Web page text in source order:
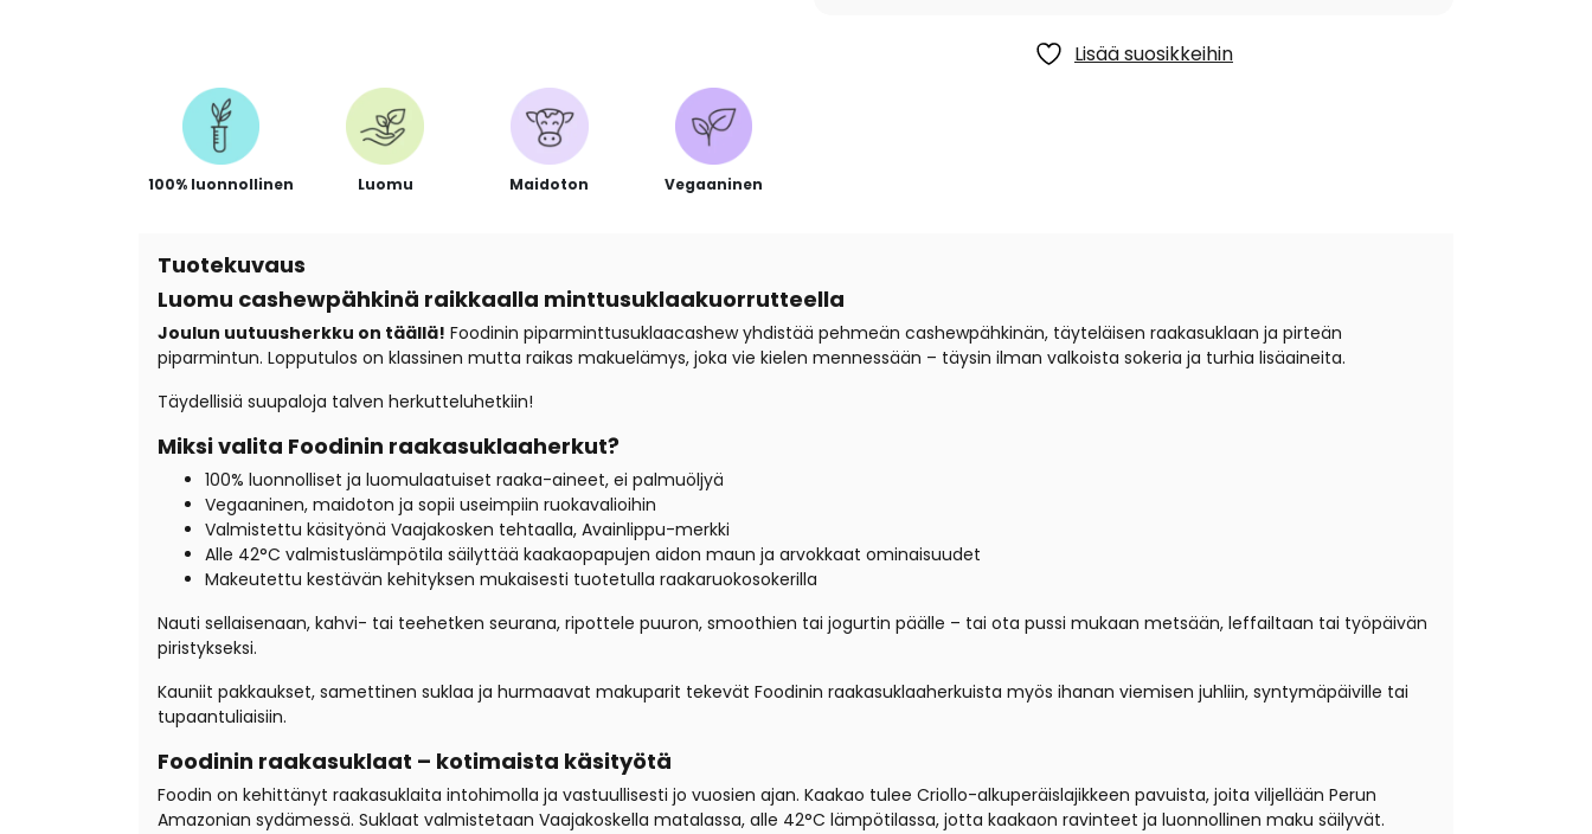
Lisää suosikkeihin
100% luonnollinen Luomu Maidoton Vegaaninen
Tuotekuvaus
Luomu cashewpähkinä raikkaalla minttusuklaakuorrutteella
Joulun uutuusherkku on täällä! Foodinin piparminttusuklaacashew yhdistää pehmeän cashewpähkinän, täyteläisen raakasuklaan ja pirteän
piparmintun. Lopputulos on klassinen mutta raikas makuelämys, joka vie kielen mennessään – täysin ilman valkoista sokeria ja turhia lisäaineita.
Täydellisiä suupaloja talven herkutteluhetkiin!
Miksi valita Foodinin raakasuklaaherkut?
100% luonnolliset ja luomulaatuiset raaka-aineet, ei palmuöljyä
Vegaaninen, maidoton ja sopii useimpiin ruokavalioihin
Valmistettu käsityönä Vaajakosken tehtaalla, Avainlippu-merkki
Alle 42°C valmistuslämpötila säilyttää kaakaopapujen aidon maun ja arvokkaat ominaisuudet
Makeutettu kestävän kehityksen mukaisesti tuotetulla raakaruokosokerilla
Nauti sellaisenaan, kahvi- tai teehetken seurana, ripottele puuron, smoothien tai jogurtin päälle – tai ota pussi mukaan metsään, leffailtaan tai työpäivän
piristykseksi.
Kauniit pakkaukset, samettinen suklaa ja hurmaavat makuparit tekevät Foodinin raakasuklaaherkuista myös ihanan viemisen juhliin, syntymäpäiville tai
tupaantuliaisiin.
Foodinin raakasuklaat – kotimaista käsityötä
Foodin on kehittänyt raakasuklaita intohimolla ja vastuullisesti jo vuosien ajan. Kaakao tulee Criollo-alkuperäislajikkeen pavuista, joita viljellään Perun
Amazonian sydämessä. Suklaat valmistetaan Vaajakoskella matalassa, alle 42°C lämpötilassa, jotta kaakaon ravinteet ja luonnollinen maku säilyvät.